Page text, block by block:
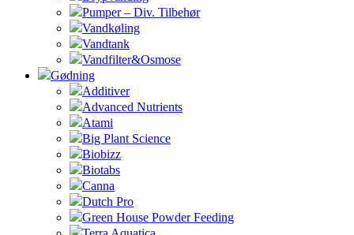
Pumper – Div. Tilbehør
Vandkøling
Vandtank
Vandfilter&Osmose
Gødning
Additiver
Advanced Nutrients
Atami
Big Plant Science
Biobizz
Biotabs
Canna
Dutch Pro
Green House Powder Feeding